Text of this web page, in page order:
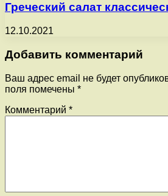
Греческий салат
12.10.2021
Добавить комментарий
Ваш адрес email не будет
поля помечены *
Комментарий *